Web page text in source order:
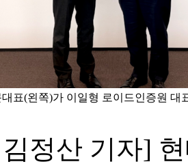
표(왼쪽)가 이일형 로이드인증원 대
정산 기자]